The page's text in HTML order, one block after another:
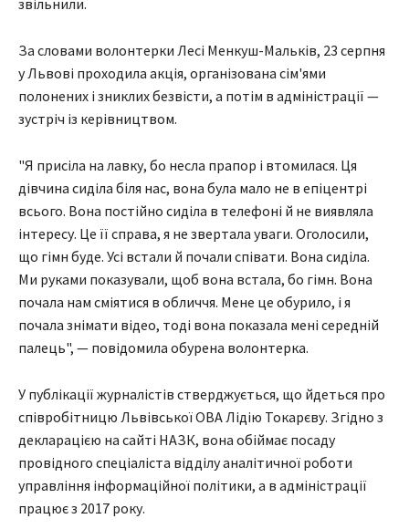
звільнили.
За словами волонтерки Лесі Менкуш-Мальків, 23 серпня
у Львові проходила акція, організована сім'ями
полонених і зниклих безвісти, а потім в адміністрації —
зустріч із керівництвом.
"Я присіла на лавку, бо несла прапор і втомилася. Ця
дівчина сиділа біля нас, вона була мало не в епіцентрі
всього. Вона постійно сиділа в телефоні й не виявляла
інтересу. Це її справа, я не звертала уваги. Оголосили,
що гімн буде. Усі встали й почали співати. Вона сиділа.
Ми руками показували, щоб вона встала, бо гімн. Вона
почала нам сміятися в обличчя. Мене це обурило, і я
почала знімати відео, тоді вона показала мені середній
палець", — повідомила обурена волонтерка.
У публікації журналістів стверджується, що йдеться про
співробітницю Львівської ОВА Лідію Токарєву. Згідно з
декларацією на сайті НАЗК, вона обіймає посаду
провідного спеціаліста відділу аналітичної роботи
управління інформаційної політики, а в адміністрації
працює з 2017 року.